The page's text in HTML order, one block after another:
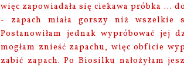
więc zapowiadała się ciekawa próbka ...
- zapach miała gorszy niż wszelkie
Postanowiłam jednak wypróbować jej
mogłam znieść zapachu, więc obficie
zabić zapach. Po Biosilku nałożyłam